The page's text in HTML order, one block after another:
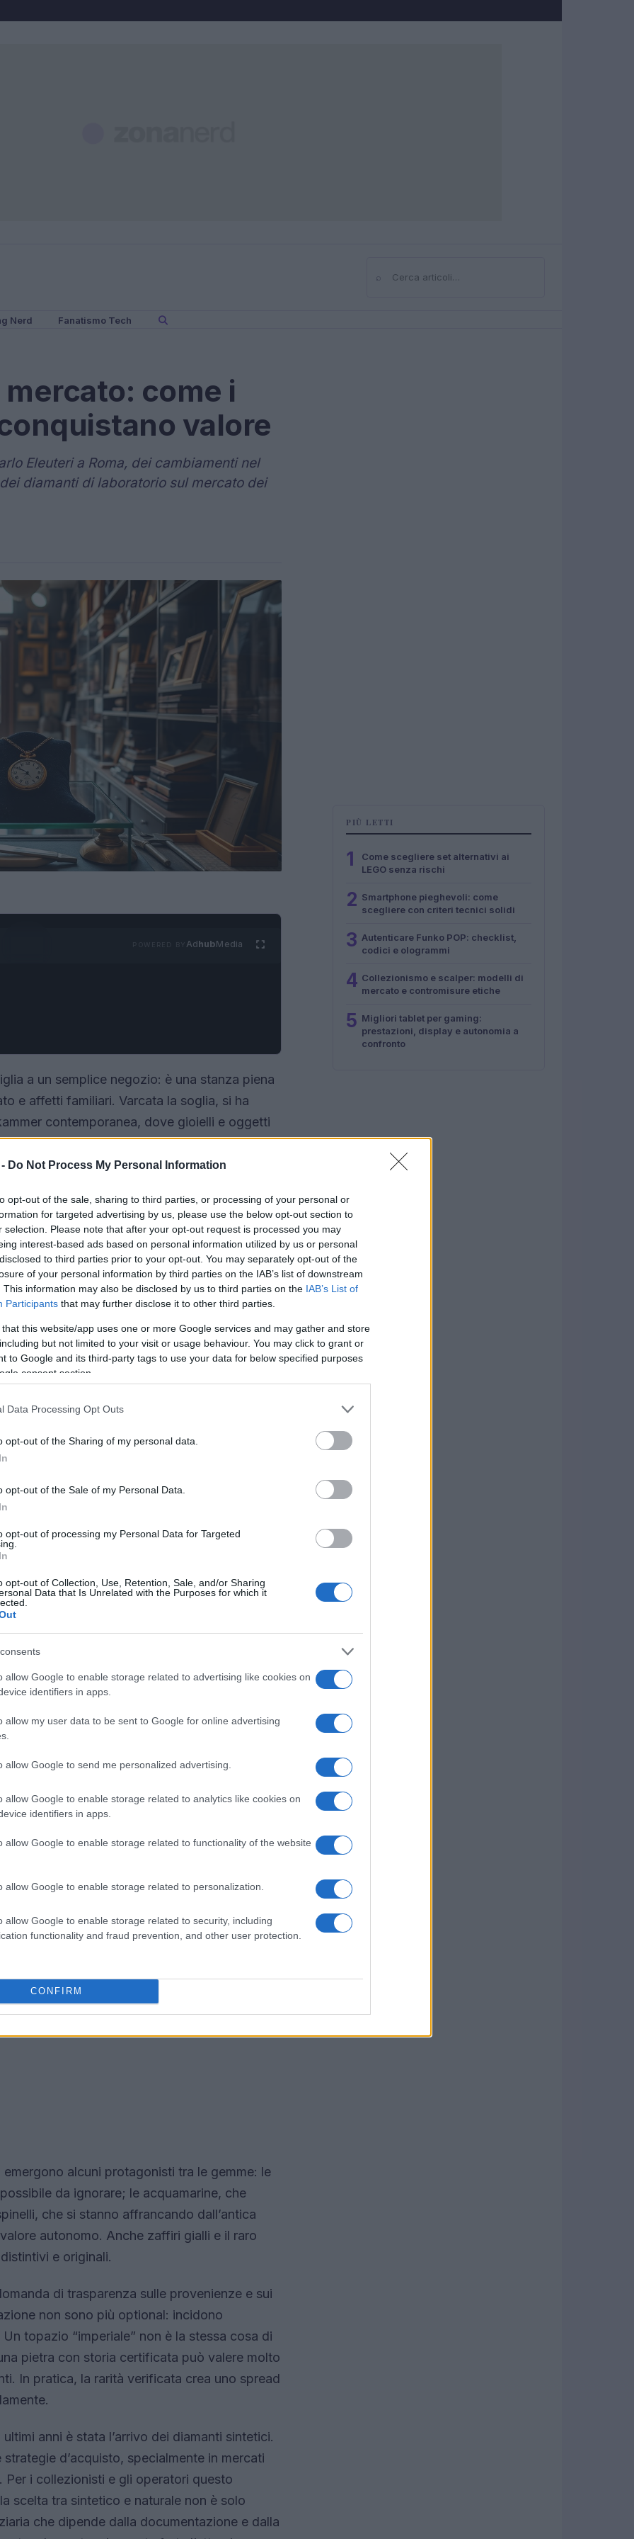
Do Not Process My Personal Information
opt-out of the sale, sharing to third parties, or processing of your personal or
for targeted advertising by us, please use the below opt-out section to
selection. Please note that after your opt-out request is processed you may
interest-based ads based on personal information utilized by us or personal
to third parties prior to your opt-out. You may separately opt-out of the
of your personal information by third parties on the IAB’s list of downstream
This information may also be disclosed by us to third parties on the IAB’s List of
Participants that may further disclose it to other third parties.
that this website/app uses one or more Google services and may gather and store
but not limited to your visit or usage behaviour. You may click to grant or
to Google and its third-party tags to use your data for below specified purposes
consent section.
Data Processing Opt Outs
opt-out of the Sharing of my personal data.
opt-out of the Sale of my Personal Data.
opt-out of processing my Personal Data for Targeted
opt-out of Collection, Use, Retention, Sale, and/or Sharing
Data that Is Unrelated with the Purposes for which it
allow Google to enable storage related to advertising like cookies on
identifiers in apps.
allow my user data to be sent to Google for online advertising
allow Google to send me personalized advertising.
allow Google to enable storage related to analytics like cookies on
identifiers in apps.
allow Google to enable storage related to functionality of the website
allow Google to enable storage related to personalization.
allow Google to enable storage related to security, including
functionality and fraud prevention, and other user protection.
CONFIRM
⌕Cerca
Nerd Fanatismo Tech
come i
valore
Eleuteri a Roma, dei cambiamenti nel
diamanti di laboratorio sul mercato dei
AdhubMedia
a un semplice negozio: è una stanza piena
e affetti familiari. Varcata la soglia, si ha
contemporanea, dove gioielli e oggetti
che attraversa generazioni.
Ottocento, quando la loro attività aveva il
e intellettuali. Oggi Carlo Eleuteri
quel savoir-faire in una vocazione per
e il vintage. Non è stata una scelta casuale:
pratica e competenze tecniche accumulate
precisione e cura, è riconosciuto oltre
schede tecniche. Ogni pezzo ha una sua
disegno, provenienza e qualità delle
estetica: aumenta la percezione del valore e
esteri. Un analista che ha lavorato a lungo
come la trasparenza e la curatela siano
sul mercato — non retorica, ma pratica che
la passione tramandata si legge nella
con cui si ricostruiscono le storie dietro
continuità si traduce in fiducia: chi vende
con radici e reputazione, e la credibilità
nella due diligence.
alcuni protagonisti tra le gemme: le
da ignorare; le acquamarine, che
che si stanno affrancando dall’antica
autonomo. Anche zaffiri gialli e il raro
e originali.
di trasparenza sulle provenienze e sui
non sono più optional: incidono
topazio “imperiale” non è la stessa cosa di
pietra con storia certificata può valere molto
In pratica, la rarità verificata crea uno spread
anni è stata l’arrivo dei diamanti sintetici.
d’acquisto, specialmente in mercati
i collezionisti e gli operatori questo
scelta tra sintetico e naturale non è solo
che dipende dalla documentazione e dalla
PIÙ LETTI
1
Come scegliere set alternativi ai
LEGO senza rischi
2 Smartphone pieghevoli: come
scegliere con criteri tecnici solidi
3 Autenticare Funko POP: checklist,
codici e ologrammi
4 Collezionismo e scalper: modelli di
mercato e contromisure etiche
5 Migliori tablet per gaming:
prestazioni, display e autonomia a
confronto